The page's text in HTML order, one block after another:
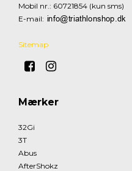
Mobil nr. : 60721854 (kun sms)
E-mail:
Sitemap
Mærker
32Gi
3T
Abus
AfterShokz